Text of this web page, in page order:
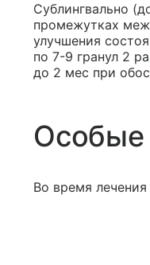
Сублингвально
промежутках
улучшения
по 7-9 гранул 2
до 2 мес при
Особые
Во время